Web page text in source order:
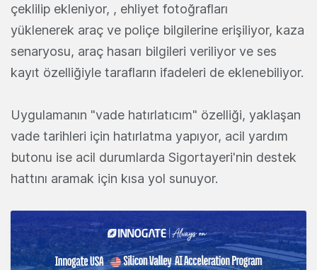
çeklilip ekleniyor, , ehliyet fotoğrafları
yüklenerek araç ve poliçe bilgilerine erişiliyor, kaza
senaryosu, araç hasarı bilgileri veriliyor ve ses
kayıt özelliğiyle tarafların ifadeleri de eklenebiliyor.
Uygulamanın "vade hatırlatıcım" özelliği, yaklaşan
vade tarihleri için hatırlatma yapıyor, acil yardım
butonu ise acil durumlarda Sigortayeri'nin destek
hattını aramak için kısa yol sunuyor.